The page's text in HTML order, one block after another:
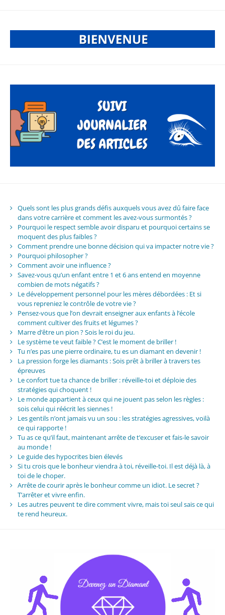
Quels sont les plus grands défis auxquels vous avez dû faire face
dans votre carrière et comment les avez-vous surmontés ?
Pourquoi le respect semble avoir disparu et pourquoi certains se
moquent des plus faibles ?
Comment prendre une bonne décision qui va impacter notre vie ?
Pourquoi philosopher ?
Comment avoir une influence ?
Savez-vous qu’un enfant entre 1 et 6 ans entend en moyenne
combien de mots négatifs ?
Le développement personnel pour les mères débordées : Et si
vous repreniez le contrôle de votre vie ?
Pensez-vous que l’on devrait enseigner aux enfants à l’école
comment cultiver des fruits et légumes ?
Marre d’être un pion ? Sois le roi du jeu.
Le système te veut faible ? C’est le moment de briller !
Tu n’es pas une pierre ordinaire, tu es un diamant en devenir !
La pression forge les diamants : Sois prêt à briller à travers tes
épreuves
Le confort tue ta chance de briller : réveille-toi et déploie des
stratégies qui choquent !
Le monde appartient à ceux qui ne jouent pas selon les règles :
sois celui qui réécrit les siennes !
Les gentils n’ont jamais vu un sou : les stratégies agressives, voilà
ce qui rapporte !
Tu as ce qu’il faut, maintenant arrête de t’excuser et fais-le savoir
au monde !
Le guide des hypocrites bien élevés
Si tu crois que le bonheur viendra à toi, réveille-toi. Il est déjà là, à
toi de le choper.
Arrête de courir après le bonheur comme un idiot. Le secret ?
T’arrêter et vivre enfin.
Les autres peuvent te dire comment vivre, mais toi seul sais ce qui
te rend heureux.